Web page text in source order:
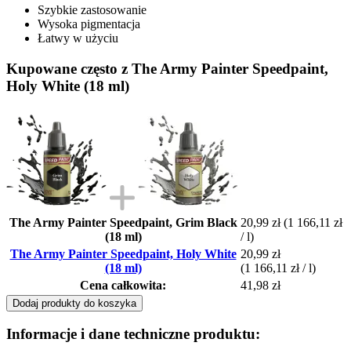
Szybkie zastosowanie
Wysoka pigmentacja
Łatwy w użyciu
Kupowane często z The Army Painter Speedpaint,
Holy White (18 ml)
The Army Painter Speedpaint, Grim Black
(18 ml)
20,99 zł (1 166,11 zł
/ l)
The Army Painter Speedpaint, Holy White
(18 ml)
20,99 zł
(1 166,11 zł / l)
Cena całkowita:
41,98 zł
Dodaj produkty do koszyka
Informacje i dane techniczne produktu: